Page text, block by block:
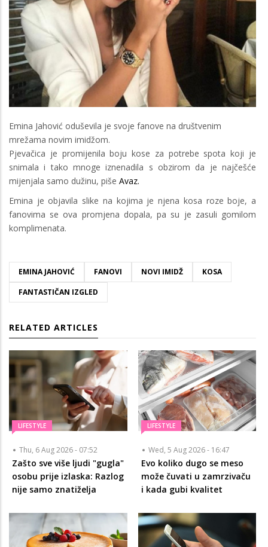
Emina Jahović oduševila je svoje fanove na društvenim
mrežama novim imidžom.
Pjevačica je promijenila boju kose za potrebe spota koji je
snimala i tako mnoge iznenadila s obzirom da je najčešće
mijenjala samo dužinu, piše Avaz.
Emina je objavila slike na kojima je njena kosa roze boje, a
fanovima se ova promjena dopala, pa su je zasuli gomilom
komplimenata.
EMINA JAHOVIĆ FANOVI NOVI IMIDŽ
KOSA
FANTASTIČAN IZGLED
RELATED ARTICLES
LIFESTYLE
Thu, 6 Aug 2026 - 07:52
Zašto sve više ljudi "gugla"
osobu prije izlaska: Razlog
nije samo znatiželja
LIFESTYLE
Wed, 5 Aug 2026 - 16:47
Evo koliko dugo se meso
može čuvati u zamrzivaču
i kada gubi kvalitet